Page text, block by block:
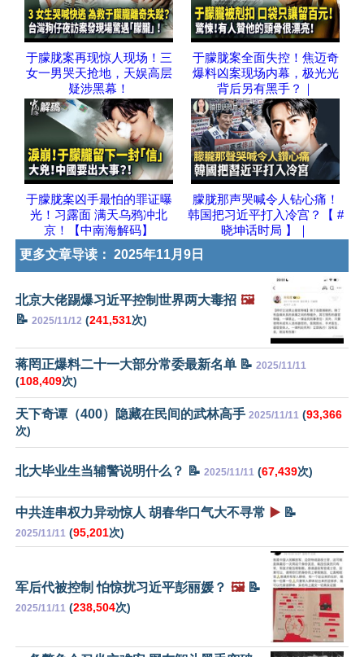
于朦胧案再现惊人现场！三
女一男哭天抢地，天娱高层
疑涉黑幕！
于朦胧案全面失控！焦迈奇
爆料凶案现场内幕，极光光
背后另有黑手？｜
于朦胧案凶手最怕的罪证曝
光！习露面 满天乌鸦冲北
京！【中南海解码】
朦胧那声哭喊令人钻心痛！
韩国把习近平打入冷宫？【 #
晓坤话时局 】｜
更多文章导读： 2025年11月9日
北京大佬踢爆习近平控制世界两大毒招 🖼️
📝 2025/11/12 (241,531次)
蒋罔正爆料二十一大部分常委最新名单 📝 2025/11/11
(108,409次)
天下奇谭（400）隐藏在民间的武林高手 2025/11/11 (93,366
次)
北大毕业生当辅警说明什么？ 📝 2025/11/11 (67,439次)
中共连串权力异动惊人 胡春华口气大不寻常 ▶️ 📝
2025/11/11 (95,201次)
军后代被控制 怕惊扰习近平彭丽媛？ 🖼️📝
2025/11/11 (238,504次)